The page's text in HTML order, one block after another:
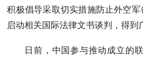
积极倡导采取切实措施防止外空
启动相关国际法律文书谈判，得到
日前，中国参与推动成立的